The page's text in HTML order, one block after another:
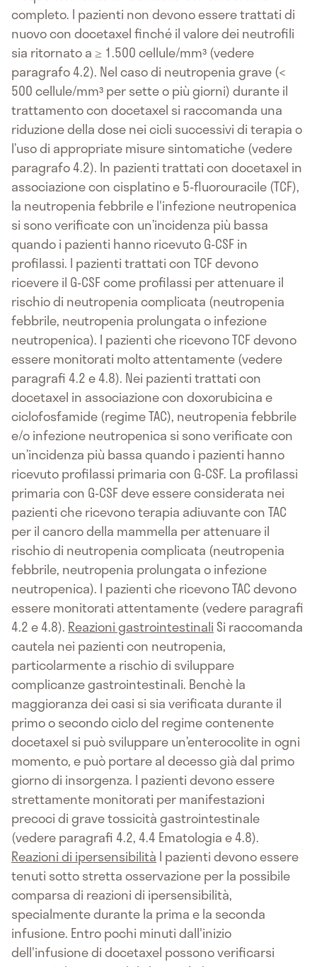
completo. I pazienti non devono essere trattati di
nuovo con docetaxel finché il valore dei neutrofili
sia ritornato a ≥ 1.500 cellule/mm³ (vedere
paragrafo 4.2). Nel caso di neutropenia grave (<
500 cellule/mm³ per sette o più giorni) durante il
trattamento con docetaxel si raccomanda una
riduzione della dose nei cicli successivi di terapia o
l’uso di appropriate misure sintomatiche (vedere
paragrafo 4.2). In pazienti trattati con docetaxel in
associazione con cisplatino e 5-fluorouracile (TCF),
la neutropenia febbrile e l'infezione neutropenica
si sono verificate con un’incidenza più bassa
quando i pazienti hanno ricevuto G-CSF in
profilassi. I pazienti trattati con TCF devono
ricevere il G-CSF come profilassi per attenuare il
rischio di neutropenia complicata (neutropenia
febbrile, neutropenia prolungata o infezione
neutropenica). I pazienti che ricevono TCF devono
essere monitorati molto attentamente (vedere
paragrafi 4.2 e 4.8). Nei pazienti trattati con
docetaxel in associazione con doxorubicina e
ciclofosfamide (regime TAC), neutropenia febbrile
e/o infezione neutropenica si sono verificate con
un’incidenza più bassa quando i pazienti hanno
ricevuto profilassi primaria con G-CSF. La profilassi
primaria con G-CSF deve essere considerata nei
pazienti che ricevono terapia adiuvante con TAC
per il cancro della mammella per attenuare il
rischio di neutropenia complicata (neutropenia
febbrile, neutropenia prolungata o infezione
neutropenica). I pazienti che ricevono TAC devono
essere monitorati attentamente (vedere paragrafi
4.2 e 4.8). Reazioni gastrointestinali Si raccomanda
cautela nei pazienti con neutropenia,
particolarmente a rischio di sviluppare
complicanze gastrointestinali. Benchè la
maggioranza dei casi si sia verificata durante il
primo o secondo ciclo del regime contenente
docetaxel si può sviluppare un’enterocolite in ogni
momento, e può portare al decesso già dal primo
giorno di insorgenza. I pazienti devono essere
strettamente monitorati per manifestazioni
precoci di grave tossicità gastrointestinale
(vedere paragrafi 4.2, 4.4 Ematologia e 4.8).
Reazioni di ipersensibilità I pazienti devono essere
tenuti sotto stretta osservazione per la possibile
comparsa di reazioni di ipersensibilità,
specialmente durante la prima e la seconda
infusione. Entro pochi minuti dall'inizio
dell'infusione di docetaxel possono verificarsi